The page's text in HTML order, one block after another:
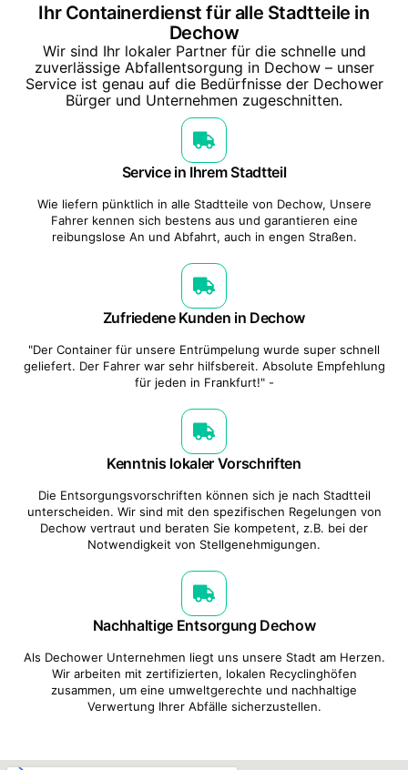
Ihr Containerdienst für alle Stadtteile in
Dechow
Wir sind Ihr lokaler Partner für die schnelle und
zuverlässige Abfallentsorgung in Dechow – unser
Service ist genau auf die Bedürfnisse der Dechower
Bürger und Unternehmen zugeschnitten.
Service in Ihrem Stadtteil
Wie liefern pünktlich in alle Stadtteile von Dechow, Unsere
Fahrer kennen sich bestens aus und garantieren eine
reibungslose An und Abfahrt, auch in engen Straßen.
Zufriedene Kunden in Dechow
"Der Container für unsere Entrümpelung wurde super schnell
geliefert. Der Fahrer war sehr hilfsbereit. Absolute Empfehlung
für jeden in Frankfurt!" -
Kenntnis lokaler Vorschriften
Die Entsorgungsvorschriften können sich je nach Stadtteil
unterscheiden. Wir sind mit den spezifischen Regelungen von
Dechow vertraut und beraten Sie kompetent, z.B. bei der
Notwendigkeit von Stellgenehmigungen.
Nachhaltige Entsorgung Dechow
Als Dechower Unternehmen liegt uns unsere Stadt am Herzen.
Wir arbeiten mit zertifizierten, lokalen Recyclinghöfen
zusammen, um eine umweltgerechte und nachhaltige
Verwertung Ihrer Abfälle sicherzustellen.